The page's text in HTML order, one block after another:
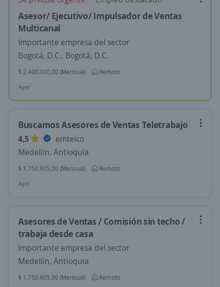
Asesor/ Ejecutivo/ Impulsador de Ventas
Multicanal
Importante empresa del sector
Bogotá, D.C., Bogotá, D.C.
$ 2.400.000,00 (Mensual)
Remoto
Ayer
Buscamos Asesores de Ventas Teletrabajo
4,5
emtelco
Medellín, Antioquia
$ 1.750.905,00 (Mensual)
Remoto
Ayer
Asesores de Ventas / Comisión sin techo /
trabaja desde casa
Importante empresa del sector
Medellín, Antioquia
$ 1.750.905,00 (Mensual)
Remoto